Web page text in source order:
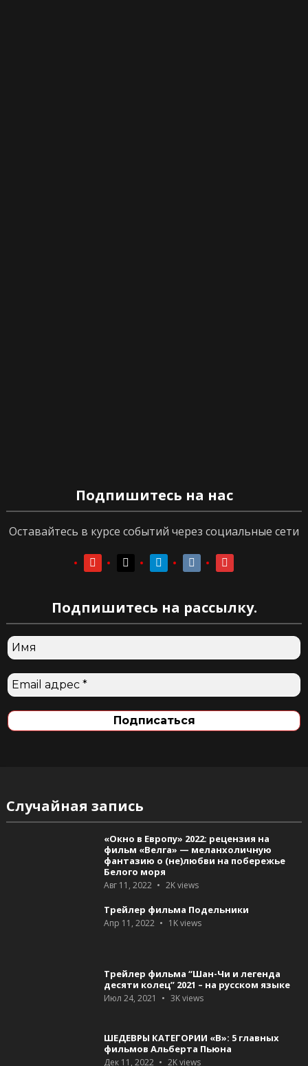
Подпишитесь на нас
Оставайтесь в курсе событий через социальные сети
youtubeyoutubetelegramvkontaktevkontakte
Подпишитесь на рассылку.
Случайная запись
«Окно в Европу» 2022: рецензия на
фильм «Велга» — меланхоличную
фантазию о (не)любви на побережье
Белого моря
Авг 11, 2022 2Kviews
Трейлер фильма Подельники
Апр 11, 2022 1Kviews
Трейлер фильма “Шан-Чи и легенда
десяти колец” 2021 – на русском языке
Июл 24, 2021 3Kviews
ШЕДЕВРЫ КАТЕГОРИИ «B»: 5 главных
фильмов Альберта Пьюна
Дек 11, 2022 2Kviews